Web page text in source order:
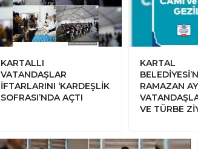
KARTALLI
VATANDAŞLAR
İFTARLARINI ‘KARDEŞLİK
SOFRASI’NDA AÇTI
KARTAL
RAMAZAN
VE TÜRBE